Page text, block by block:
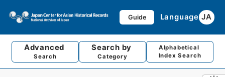
Guide Language JA
Advanced
Search
Search by
Category
Alphabetical
Index Search